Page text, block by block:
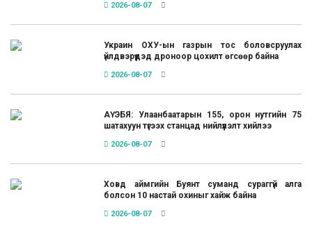
2026-08-07
Украин ОХУ-ын газрын тос боловсруулах
үйлдвэрүүдэд дроноор цохилт өгсөөр байна
2026-08-07
АҮЭБЯ: Улаанбаатарын 155, орон нутгийн 75
шатахуун түгээх станцад нийлүүлэлт хийлээ
2026-08-07
Ховд аймгийн Буянт суманд сураггүй алга
болсон 10 настай охиныг хайж байна
2026-08-07